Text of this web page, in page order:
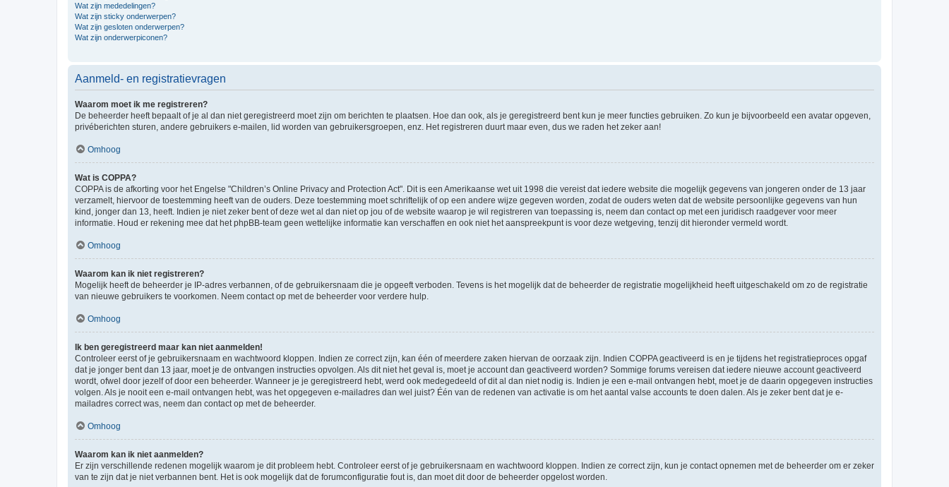
Wat zijn mededelingen?
Wat zijn sticky onderwerpen?
Wat zijn gesloten onderwerpen?
Wat zijn onderwerpiconen?
Aanmeld- en registratievragen
Waarom moet ik me registreren?
De beheerder heeft bepaalt of je al dan niet geregistreerd moet zijn om berichten te plaatsen. Hoe dan ook, als je geregistreerd bent kun je meer functies gebruiken. Zo kun je bijvoorbeeld een avatar opgeven,
privéberichten sturen, andere gebruikers e-mailen, lid worden van gebruikersgroepen, enz. Het registreren duurt maar even, dus we raden het zeker aan!
Omhoog
Wat is COPPA?
COPPA is de afkorting voor het Engelse "Children’s Online Privacy and Protection Act". Dit is een Amerikaanse wet uit 1998 die vereist dat iedere website die mogelijk gegevens van jongeren onder de 13 jaar
verzamelt, hiervoor de toestemming heeft van de ouders. Deze toestemming moet schriftelijk of op een andere wijze gegeven worden, zodat de ouders weten dat de website persoonlijke gegevens van hun
kind, jonger dan 13, heeft. Indien je niet zeker bent of deze wet al dan niet op jou of de website waarop je wil registreren van toepassing is, neem dan contact op met een juridisch raadgever voor meer
informatie. Houd er rekening mee dat het phpBB-team geen wettelijke informatie kan verschaffen en ook niet het aanspreekpunt is voor deze wetgeving, tenzij dit hieronder vermeld wordt.
Omhoog
Waarom kan ik niet registreren?
Mogelijk heeft de beheerder je IP-adres verbannen, of de gebruikersnaam die je opgeeft verboden. Tevens is het mogelijk dat de beheerder de registratie mogelijkheid heeft uitgeschakeld om zo de registratie
van nieuwe gebruikers te voorkomen. Neem contact op met de beheerder voor verdere hulp.
Omhoog
Ik ben geregistreerd maar kan niet aanmelden!
Controleer eerst of je gebruikersnaam en wachtwoord kloppen. Indien ze correct zijn, kan één of meerdere zaken hiervan de oorzaak zijn. Indien COPPA geactiveerd is en je tijdens het registratieproces opgaf
dat je jonger bent dan 13 jaar, moet je de ontvangen instructies opvolgen. Als dit niet het geval is, moet je account dan geactiveerd worden? Sommige forums vereisen dat iedere nieuwe account geactiveerd
wordt, ofwel door jezelf of door een beheerder. Wanneer je je geregistreerd hebt, werd ook medegedeeld of dit al dan niet nodig is. Indien je een e-mail ontvangen hebt, moet je de daarin opgegeven instructies
volgen. Als je nooit een e-mail ontvangen hebt, was het opgegeven e-mailadres dan wel juist? Één van de redenen van activatie is om het aantal valse accounts te doen dalen. Als je zeker bent dat je e-
mailadres correct was, neem dan contact op met de beheerder.
Omhoog
Waarom kan ik niet aanmelden?
Er zijn verschillende redenen mogelijk waarom je dit probleem hebt. Controleer eerst of je gebruikersnaam en wachtwoord kloppen. Indien ze correct zijn, kun je contact opnemen met de beheerder om er zeker
van te zijn dat je niet verbannen bent. Het is ook mogelijk dat de forumconfiguratie fout is, dan moet dit door de beheerder opgelost worden.